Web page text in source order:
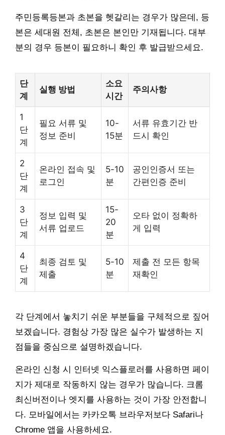
주민등록등본과 초본을 헷갈리는 경우가 많은데, 등
본은 세대원 전체, 초본은 본인만 기재됩니다. 대부
분의 경우 등본이 필요하니 확인 후 발급받으세요.
단
계
실행 방법
소요
시간
주의사항
1
단
계
필요 서류 및
정보 준비
10-
15분
서류 유효기간 반
드시 확인
2
단
계
온라인 접속 및
로그인
5-10
분
공인인증서 또는
간편인증 준비
3
단
계
정보 입력 및
서류 업로드
15-
20
분
오타 없이 정확하
게 입력
4
단
계
최종 검토 및
제출
5-10
분
제출 전 모든 항목
재확인
각 단계에서 놓치기 쉬운 부분들을 구체적으로 짚어
보겠습니다. 경험상 가장 많은 실수가 발생하는 지
점들을 중심으로 설명하겠습니다.
온라인 신청 시 인터넷 익스플로러를 사용하면 페이
지가 제대로 작동하지 않는 경우가 많습니다. 크롬
최신버전이나 엣지를 사용하는 것이 가장 안전합니
다. 모바일에서는 카카오톡 브라우저보다 Safari나
Chrome 앱을 사용하세요.